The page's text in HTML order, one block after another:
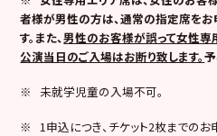
者様が男性の方は、通常の指定席を
す。また、男性のお客様が誤って女性専
公演当日のご入場はお断り致します。
※ 未就学児童の入場不可。
※ 1申込につき、チケット2枚までのお